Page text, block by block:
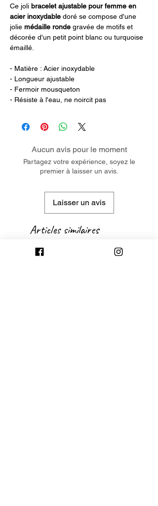
Ce joli bracelet ajustable pour femme en
acier inoxydable doré se compose d'une
jolie médaille ronde gravée de motifs et
décorée d'un petit point blanc ou turquoise
émaillé.
- Matière : Acier inoxydable
- Longueur ajustable
- Fermoir mousqueton
- Résiste à l'eau, ne noircit pas
Aucun avis pour le moment
Partagez votre expérience, soyez le
premier à laisser un avis.
Laisser un avis
Articles similaires